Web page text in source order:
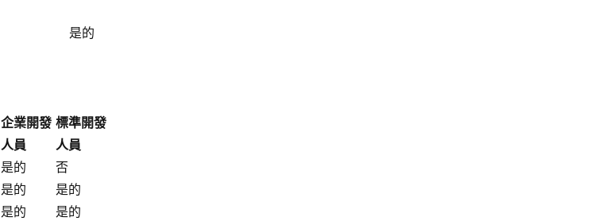
是的
企業開發
人員
標準開發
人員
是的
否
是的
是的
是的
是的